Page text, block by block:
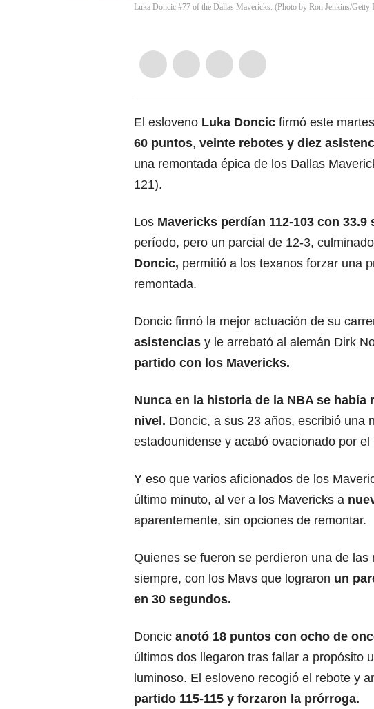
Luka Doncic #77 of the Dallas Mavericks. (Photo by Ron Jenkins/Getty
El esloveno Luka Doncic firmó este
60 puntos, veinte rebotes y diez
una remontada épica de los Dallas
121).
Los Mavericks perdían 112-103 con 33.9
período, pero un parcial de 12-3,
Doncic, permitió a los texanos forzar una
remontada.
Doncic firmó la mejor actuación de su
asistencias y le arrebató al alemán Dirk
partido con los Mavericks.
Nunca en la historia de la NBA se
nivel. Doncic, a sus 23 años, escribió una
estadounidense y acabó ovacionado por
Y eso que varios aficionados de los
último minuto, al ver a los Mavericks a
aparentemente, sin opciones de remontar.
Quienes se fueron se perdieron una de
siempre, con los Mavs que lograron un
en 30 segundos.
Doncic anotó 18 puntos con ocho de
últimos dos llegaron tras fallar a propósito
luminoso. El esloveno recogió el rebote y
partido 115-115 y forzaron la prórroga.